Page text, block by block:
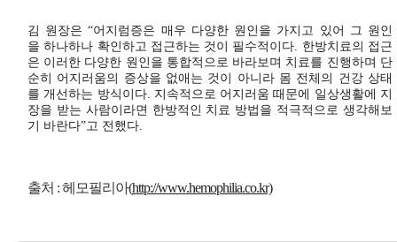
김 원장은 “어지럼증은 매우 다양한 원인을 가지고 있어 그 원인
을 하나하나 확인하고 접근하는 것이 필수적이다. 한방치료의 접근
은 이러한 다양한 원인을 통합적으로 바라보며 치료를 진행하며 단
순히 어지러움의 증상을 없애는 것이 아니라 몸 전체의 건강 상태
를 개선하는 방식이다. 지속적으로 어지러움 때문에 일상생활에 지
장을 받는 사람이라면 한방적인 치료 방법을 적극적으로 생각해보
기 바란다”고 전했다.
출처 : 헤모필리아(http://www.hemophilia.co.kr)